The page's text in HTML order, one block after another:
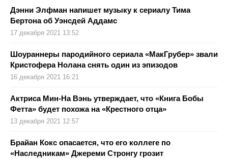
Дэнни Элфман напишет музыку к сериалу Тима
Бертона об Уэнсдей Аддамс
17 декабря 2021 13:52
Шоураннеры пародийного сериала «МакГрубер» звали
Кристофера Нолана снять один из эпизодов
16 декабря 2021 16:21
Актриса Мин-На Вэнь утверждает, что «Книга Бобы
Фетта» будет похожа на «Крестного отца»
13 декабря 2021 12:57
Брайан Кокс опасается, что его коллеге по
«Наследникам» Джереми Стронгу грозит